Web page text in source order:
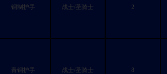
铜制护手 战士/圣骑士 2
青铜护手 战士/圣骑士 8